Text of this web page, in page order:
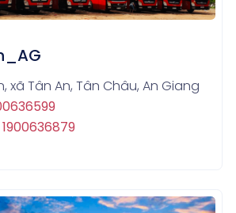
xã Tân An, Tân Châu, An Giang